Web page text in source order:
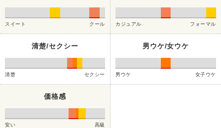
スイート クール カジュアル フォーマル
清楚/セクシー
清楚 セクシー
男ウケ/女ウケ
男ウケ 女子ウケ
価格感
安い 高級